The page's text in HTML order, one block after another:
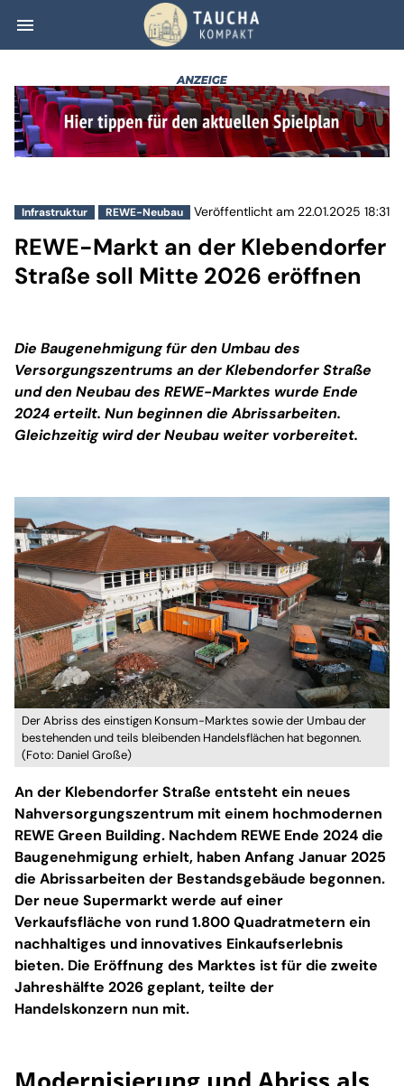
menu REWE-Markt
Infrastruktur REWE-Neubau Veröffentlicht am 22.01.2025 18:31
REWE-Markt an der Klebendorfer
Straße soll Mitte 2026 eröffnen
Die Baugenehmigung für den Umbau des
Versorgungszentrums an der Klebendorfer Straße
und den Neubau des REWE-Marktes wurde Ende
2024 erteilt. Nun beginnen die Abrissarbeiten.
Gleichzeitig wird der Neubau weiter vorbereitet.
Der Abriss des einstigen Konsum-Marktes sowie der Umbau der
bestehenden und teils bleibenden Handelsflächen hat begonnen.
(Foto: Daniel Große)
An der Klebendorfer Straße entsteht ein neues
Nahversorgungszentrum mit einem hochmodernen
REWE Green Building. Nachdem REWE Ende 2024 die
Baugenehmigung erhielt, haben Anfang Januar 2025
die Abrissarbeiten der Bestandsgebäude begonnen.
Der neue Supermarkt werde auf einer
Verkaufsfläche von rund 1.800 Quadratmetern ein
nachhaltiges und innovatives Einkaufserlebnis
bieten. Die Eröffnung des Marktes ist für die zweite
Jahreshälfte 2026 geplant, teilte der
Handelskonzern nun mit.